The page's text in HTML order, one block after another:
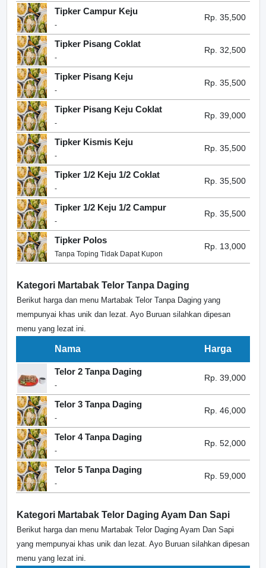
Tipker Campur Keju
-
Rp. 35,500
Tipker Pisang Coklat
-
Rp. 32,500
Tipker Pisang Keju
-
Rp. 35,500
Tipker Pisang Keju Coklat
-
Rp. 39,000
Tipker Kismis Keju
-
Rp. 35,500
Tipker 1/2 Keju 1/2 Coklat
-
Rp. 35,500
Tipker 1/2 Keju 1/2 Campur
-
Rp. 35,500
Tipker Polos
Tanpa Toping Tidak Dapat Kupon
Rp. 13,000
Kategori Martabak Telor Tanpa Daging
Berikut harga dan menu Martabak Telor Tanpa Daging yang
mempunyai khas unik dan lezat. Ayo Buruan silahkan dipesan
menu yang lezat ini.
Nama Harga
Telor 2 Tanpa Daging
-
Rp. 39,000
Telor 3 Tanpa Daging
-
Rp. 46,000
Telor 4 Tanpa Daging
-
Rp. 52,000
Telor 5 Tanpa Daging
-
Rp. 59,000
Kategori Martabak Telor Daging Ayam Dan Sapi
Berikut harga dan menu Martabak Telor Daging Ayam Dan Sapi
yang mempunyai khas unik dan lezat. Ayo Buruan silahkan dipesan
menu yang lezat ini.